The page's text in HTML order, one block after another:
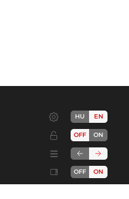
HU EN
OFF ON
OFF ON